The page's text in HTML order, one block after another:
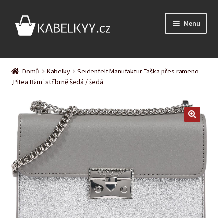
Přeskočit
na
Přejít
Menu
Úvodní stránka
Podle barvy
menu
Podle značky
Expand
child
menu
Domů Kabelky
Seidenfelt Manufaktur Taška přes rameno
‚Pitea Bäm‘ stříbrně šedá / šedá